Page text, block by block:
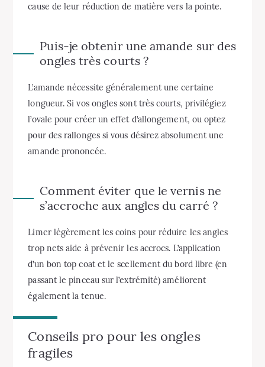
cause de leur réduction de matière vers la pointe.
Puis-je obtenir une amande sur des
ongles très courts ?
L’amande nécessite généralement une certaine
longueur. Si vos ongles sont très courts, privilégiez
l’ovale pour créer un effet d’allongement, ou optez
pour des rallonges si vous désirez absolument une
amande prononcée.
Comment éviter que le vernis ne
s’accroche aux angles du carré ?
Limer légèrement les coins pour réduire les angles
trop nets aide à prévenir les accrocs. L’application
d’un bon top coat et le scellement du bord libre (en
passant le pinceau sur l’extrémité) améliorent
également la tenue.
Conseils pro pour les ongles
fragiles